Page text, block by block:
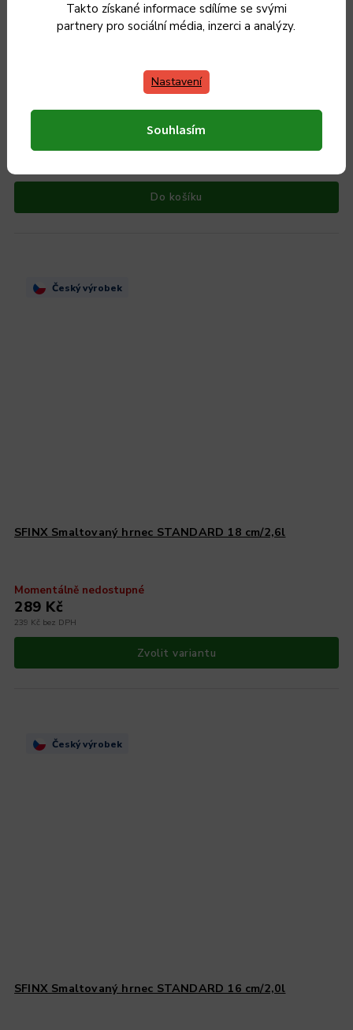
Takto získané informace sdílíme se svými
partnery pro sociální média, inzerci a analýzy.
Nastavení
Souhlasím
Smaltovaný rendlík Belis/Sfinx Standard černý, 20 cm,
299 Kč
Do košíku
Český výrobek
SFINX Smaltovaný hrnec STANDARD 18 cm/2,6l
Momentálně nedostupné
239 Kč bez DPH
289 Kč
Zvolit variantu
Český výrobek
SFINX Smaltovaný hrnec STANDARD 16 cm/2,0l